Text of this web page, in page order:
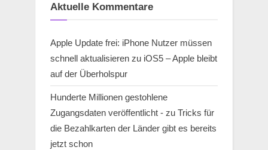
Aktuelle Kommentare
Apple Update frei: iPhone Nutzer müssen
schnell aktualisieren zu iOS5 – Apple bleibt
auf der Überholspur
Hunderte Millionen gestohlene
Zugangsdaten veröffentlicht - zu Tricks für
die Bezahlkarten der Länder gibt es bereits
jetzt schon